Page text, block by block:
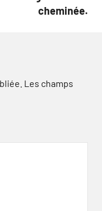
cheminée.
Les champs